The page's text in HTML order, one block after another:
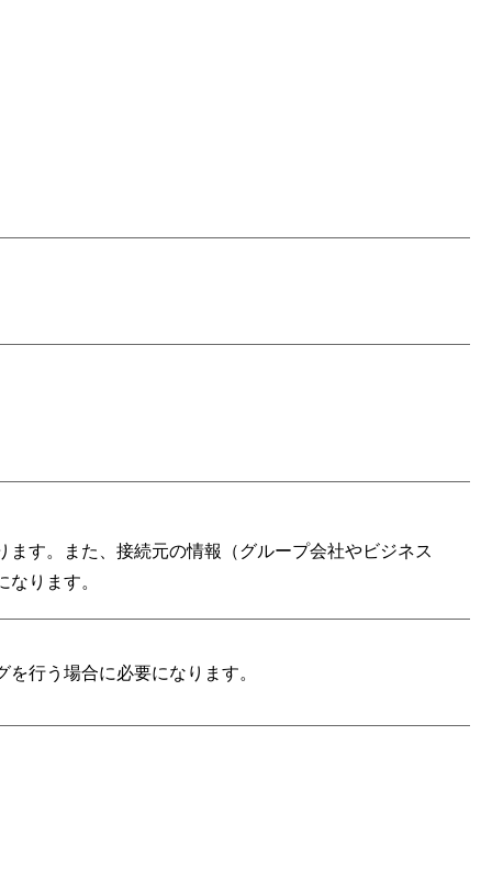
す。また、接続元の情報（グループ会社やビジネス
ります。
行う場合に必要になります。